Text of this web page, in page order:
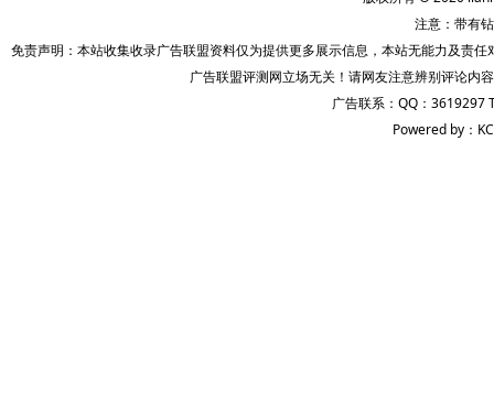
注意：带有
免责声明：本站收集收录广告联盟资料仅为提供更多展示信息，本站无能力及责
广告联盟评测网立场无关！请网友注意辨别评论内
广告联系：QQ：3619297
Powered by：